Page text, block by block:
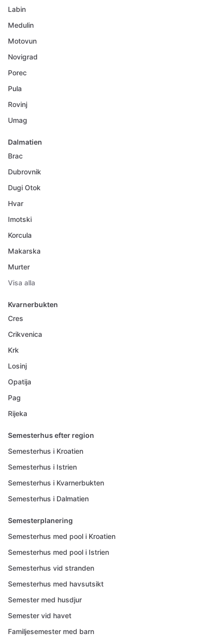
Labin
Medulin
Motovun
Novigrad
Porec
Pula
Rovinj
Umag
Dalmatien
Brac
Dubrovnik
Dugi Otok
Hvar
Imotski
Korcula
Makarska
Murter
Visa alla
Kvarnerbukten
Cres
Crikvenica
Krk
Losinj
Opatija
Pag
Rijeka
Semesterhus efter region
Semesterhus i Kroatien
Semesterhus i Istrien
Semesterhus i Kvarnerbukten
Semesterhus i Dalmatien
Semesterplanering
Semesterhus med pool i Kroatien
Semesterhus med pool i Istrien
Semesterhus vid stranden
Semesterhus med havsutsikt
Semester med husdjur
Semester vid havet
Familjesemester med barn